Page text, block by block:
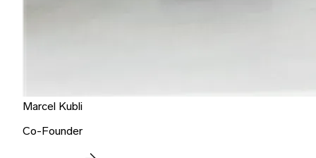
Marcel Kubli
Co-Founder